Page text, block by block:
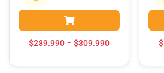
$289.990 - $309.990 $